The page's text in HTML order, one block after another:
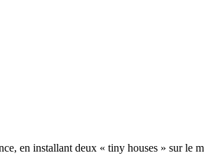
en installant deux « tiny houses » sur le